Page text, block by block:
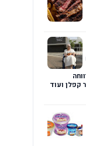
קפלן ועוד